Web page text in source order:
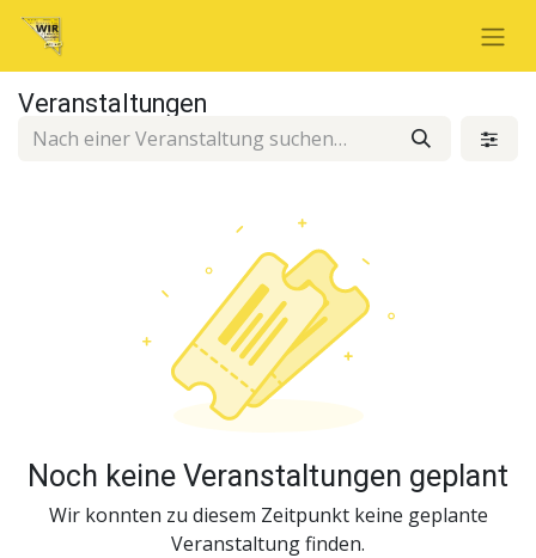
Veranstaltungen
Noch keine Veranstaltungen geplant
Wir konnten zu diesem Zeitpunkt keine geplante
Veranstaltung finden.